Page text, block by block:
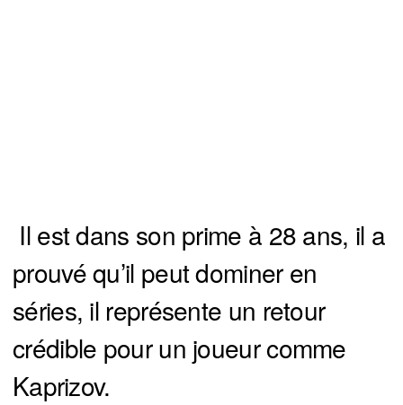
Il est dans son prime à 28 ans, il a
prouvé qu’il peut dominer en
séries, il représente un retour
crédible pour un joueur comme
Kaprizov.